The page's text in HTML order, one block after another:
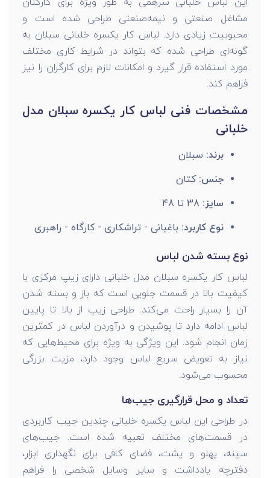
مشاغل صنعتی و نیمه‌صنعتی طراحی شده است و
محبوبیت زیادی دارد. لباس کار یکسره خلبانی سبلان به
گونه‌ای طراحی شده که بتواند در شرایط کاری مختلف
مورد استفاده قرار گیرد و امکانات لازم برای کارگران را نیز
فراهم کند.
مشخصات فنی لباس کار یکسره سبلان مدل
خلبانی
برند: سبلان
جنس: کتان
سایز: 38 تا 48
نوع کاربرد: باغبانی - تراشکاری - کارگاه - راهبری
نوع بسته شدن لباس
لباس کار یکسره سبلان مدل خلبانی دارای زیپ مرکزی با
کیفیت بالا در قسمت جلویی است که باز و بسته شدن
آن را بسیار راحت می‌کند. طراحی زیپ از بالا تا پایین
لباس ادامه دارد تا پوشیدن و درآوردن لباس در کمترین
زمان انجام شود. این ویژگی به ویژه برای محیط‌هایی که
نیاز به تعویض سریع لباس وجود دارد، مزیت بزرگی
محسوب می‌شود.
تعداد و محل قرارگیری جیب‌ها
در طراحی این لباس یکسره خلبانی چندین جیب کاربردی
در قسمت‌های مختلف تعبیه شده است. جیب‌های
سینه، پهلو و پشت، فضای کافی برای نگهداری ابزار،
دفترچه یادداشت و سایر وسایل شخصی را فراهم